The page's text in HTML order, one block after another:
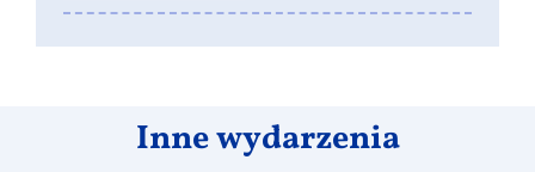
Inne wydarzenia